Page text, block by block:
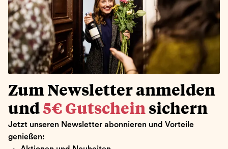
Zum Newsletter anmelden
und 5€ Gutschein sichern
Jetzt unseren Newsletter abonnieren und Vorteile
genießen: